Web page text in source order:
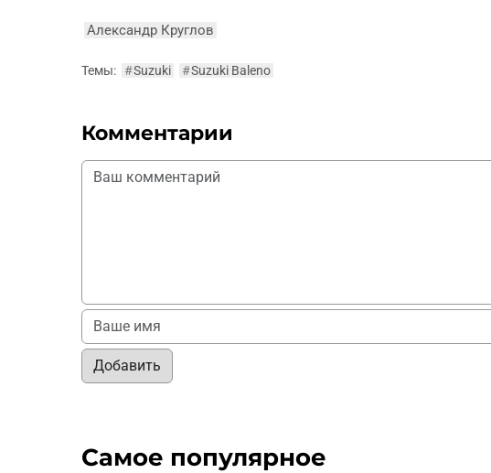
Александр Круглов
Темы: #Suzuki #Suzuki Baleno
Комментарии
Добавить
Самое популярное